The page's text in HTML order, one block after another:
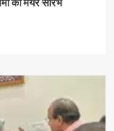
को मेयर सौरभ